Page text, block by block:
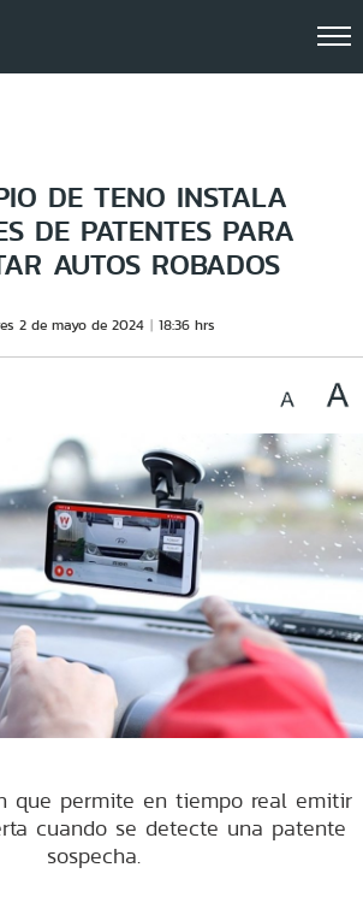
DE TENO INSTALA
DE PATENTES PARA
AUTOS ROBADOS
2 de mayo de 2024 18:36 hrs
que permite en tiempo real emitir
cuando se detecte una patente
sospecha.